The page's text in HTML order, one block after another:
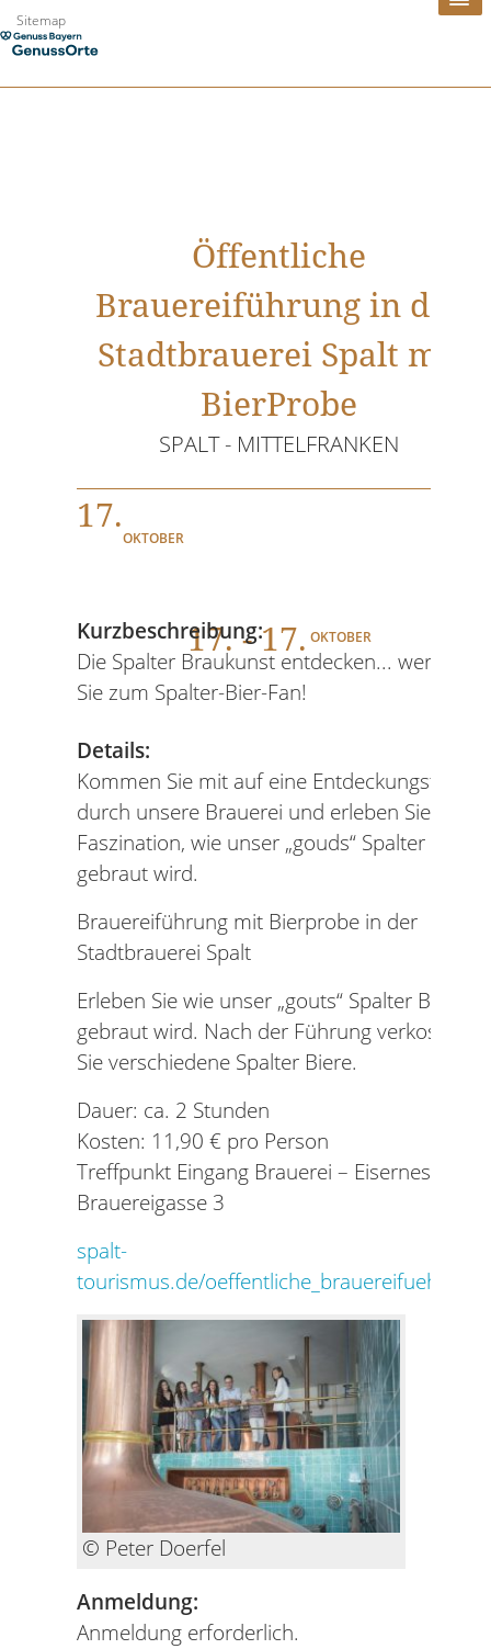
Zum
Inhalt
Sitemap
Öffentliche
Brauereiführung in der
Stadtbrauerei Spalt mit
BierProbe
SPALT - MITTELFRANKEN
17.
OKTOBER
17. - 17. OKTOBER
Kurzbeschreibung:
Die Spalter Braukunst entdecken... werden
Sie zum Spalter-Bier-Fan!
Details:
Kommen Sie mit auf eine Entdeckungstour
durch unsere Brauerei und erleben Sie die
Faszination, wie unser „gouds“ Spalter Bier
gebraut wird.
Brauereiführung mit Bierprobe in der
Stadtbrauerei Spalt
Erleben Sie wie unser „gouts“ Spalter Bier
gebraut wird. Nach der Führung verkosten
Sie verschiedene Spalter Biere.
Dauer: ca. 2 Stunden
Kosten: 11,90 € pro Person
Treffpunkt Eingang Brauerei – Eisernes Tor,
Brauereigasse 3
spalt-
tourismus.de/oeffentliche_brauereifuehrung
© Peter Doerfel
Anmeldung:
Anmeldung erforderlich.